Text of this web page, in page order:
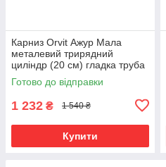
Карниз Orvit Ажур Мала
металевий трирядний
циліндр (20 см) гладка труба
кільце металеве Золото
16\16\16 мм 200 см (00-
Готово до відправки
1 232 ₴ 1 540 ₴
Купити